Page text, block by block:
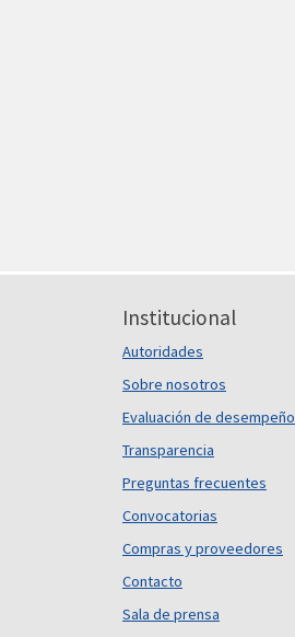
Institucional
Autoridades
Sobre nosotros
Evaluación de desempeño
Transparencia
Preguntas frecuentes
Convocatorias
Compras y proveedores
Contacto
Sala de prensa